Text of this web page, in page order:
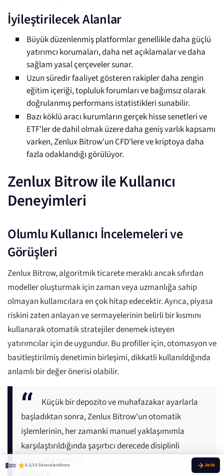
İyileştirilecek Alanlar
Büyük düzenlenmiş platformlar genellikle daha güçlü
yatırımcı korumaları, daha net açıklamalar ve daha
sağlam yasal çerçeveler sunar.
Uzun süredir faaliyet gösteren rakipler daha zengin
eğitim içeriği, topluluk forumları ve bağımsız olarak
doğrulanmış performans istatistikleri sunabilir.
Bazı köklü aracı kurumların gerçek hisse senetleri ve
ETF'ler de dahil olmak üzere daha geniş varlık kapsamı
varken, Zenlux Bitrow'un CFD'lere ve kriptoya daha
fazla odaklandığı görülüyor.
Zenlux Bitrow ile Kullanıcı
Deneyimleri
Olumlu Kullanıcı İncelemeleri ve
Görüşleri
Zenlux Bitrow, algoritmik ticarete meraklı ancak sıfırdan
modeller oluşturmak için zaman veya uzmanlığa sahip
olmayan kullanıcılara en çok hitap edecektir. Ayrıca, piyasa
riskini zaten anlayan ve sermayelerinin belirli bir kısmını
kullanarak otomatik stratejiler denemek isteyen
yatırımcılar için de uygundur. Bu profiller için, otomasyon ve
basitleştirilmiş denetimin birleşimi, dikkatli kullanıldığında
anlamlı bir değer önerisi olabilir.
Küçük bir depozito ve muhafazakar ayarlarla
başladıktan sonra, Zenlux Bitrow'un otomatik
işlemlerinin, her zamanki manuel yaklaşımımla
karşılaştırıldığında şaşırtıcı derecede disiplinli
olduğunu gördüm.
8.3/10 Derecelendirme